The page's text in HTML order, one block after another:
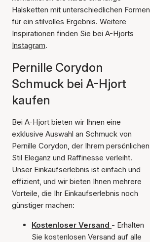
Halsketten mit unterschiedlichen Formen
für ein stilvolles Ergebnis. Weitere
Inspirationen finden Sie bei A-Hjorts
Instagram.
Pernille Corydon
Schmuck bei A-Hjort
kaufen
Bei A-Hjort bieten wir Ihnen eine
exklusive Auswahl an Schmuck von
Pernille Corydon, der Ihrem persönlichen
Stil Eleganz und Raffinesse verleiht.
Unser Einkaufserlebnis ist einfach und
effizient, und wir bieten Ihnen mehrere
Vorteile, die Ihr Einkaufserlebnis noch
günstiger machen:
Kostenloser Versand - Erhalten
Sie kostenlosen Versand auf alle